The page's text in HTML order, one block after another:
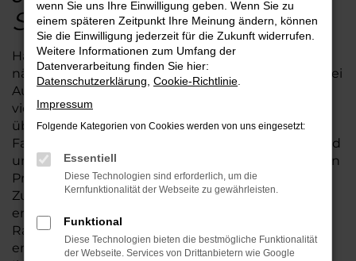
Solingen online kaufen
Haben Sie schon einmal daran gedacht, Ihren
nächsten VW für Solingen online zu kaufen? Wir bei
Auto Seubert GmbH bieten Ihnen bereits seit
vielen Jahren diese zeitsparende Möglichkeit und
überzeugen durch unser umfassendes Angebot.
Fahrzeuge VW für Solingen und andere Städte sind
unsere Spezialität, was sich in besonders günstigen
Preisen niederschlägt. Wenn Sie sich für die
Zusammenarbeit mit unserem Familienbetrieb
entscheiden, profitieren Sie von erstklassigen
Rabatten und einer umfangreichen Beratung. Ein
entscheidender Pluspunkt besteht darin, dass wir
wenn Sie uns Ihre Einwilligung geben. Wenn Sie zu
einem späteren Zeitpunkt Ihre Meinung ändern, können
Sie die Einwilligung jederzeit für die Zukunft widerrufen.
Weitere Informationen zum Umfang der
Datenverarbeitung finden Sie hier:
Datenschutzerklärung Cookie-Richtlinie
Impressum
Folgende Kategorien von Cookies werden von uns eingesetzt:
Essentiell
Diese Technologien sind erforderlich, um die
Kernfunktionalität der Webseite zu gewährleisten.
Funktional
Diese Technologien bieten die bestmögliche Funktionalität
der Webseite. Services von Drittanbietern wie Google